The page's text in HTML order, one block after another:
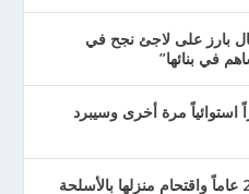
بارز على لاجئ نجح في
في بنائها”
استوائياً مرة أخرى وسيبرد
اختطاف امرأة تبلغ من العمر 20 عاماً واقتحام منزلها بالأسلحة